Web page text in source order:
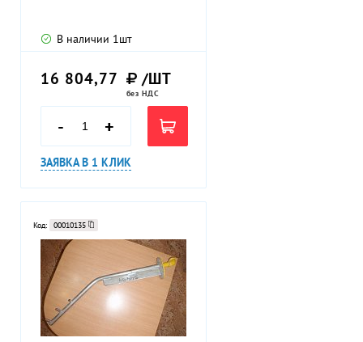
В наличии 1шт
16 804,77 /ШТ
без НДС
- +
ЗАЯВКА В 1 КЛИК
Код: 00010135